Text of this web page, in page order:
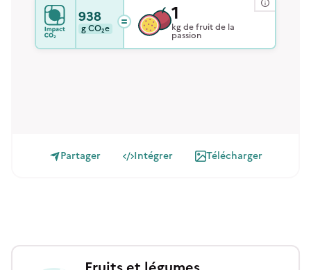
938
gCO₂e
1
kg de fruit de la
passion
Partager Intégrer Télécharger